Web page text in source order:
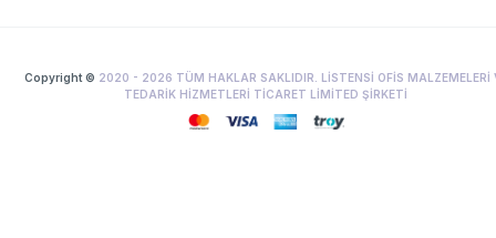
Copyright © 2020 - 2026 TÜM HAKLAR SAKLIDIR. LİSTENSİ OFİS MALZEMELERİ
TEDARİK HİZMETLERİ TİCARET LİMİTED ŞİRKETİ